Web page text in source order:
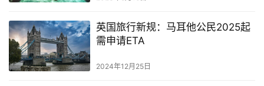
英国旅行新规：马耳他公民2025起
需申请ETA
2024年12月25日